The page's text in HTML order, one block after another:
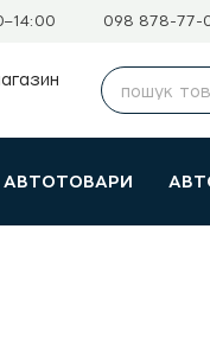
098 878-77-
АВТОТОВАРИ